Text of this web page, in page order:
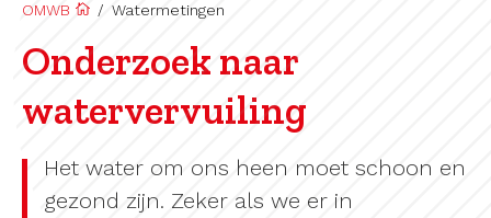
OMWB / Watermetingen
Onderzoek naar
watervervuiling
Het water om ons heen moet schoon en
gezond zijn. Zeker als we er in